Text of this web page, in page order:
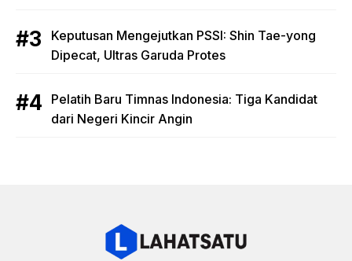
Keputusan Mengejutkan PSSI: Shin Tae-yong
Dipecat, Ultras Garuda Protes
Pelatih Baru Timnas Indonesia: Tiga Kandidat
dari Negeri Kincir Angin